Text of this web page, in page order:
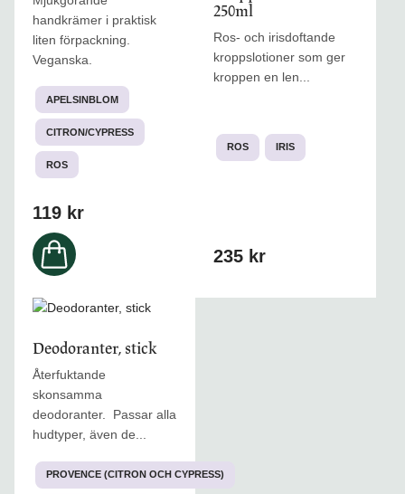
handkrämer i praktisk
liten förpackning.
Veganska.
119 kr
flera
olika
alternativen
kan
väljas
på
produktsidan
APELSINBLOM
CITRON/CYPRESS
ROS
250ml
Ros- och irisdoftande
kroppslotioner som ger
kroppen en len...
235 kr
flera
varianter.
De
olika
väljas
ROS IRIS
Deodoranter, stick
Återfuktande
skonsamma
deodoranter. Passar alla
hudtyper, även de...
Den
produkten
har
alternativen
kan
PROVENCE (CITRON OCH CYPRESS)